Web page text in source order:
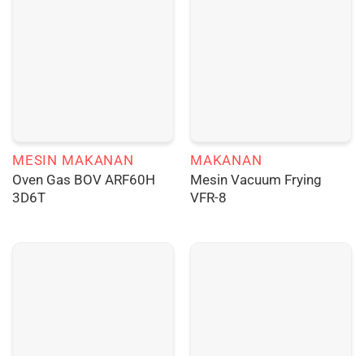
MESIN MAKANAN
Oven Gas BOV ARF60H
3D6T
MAKANAN
Mesin Vacuum Frying
VFR-8